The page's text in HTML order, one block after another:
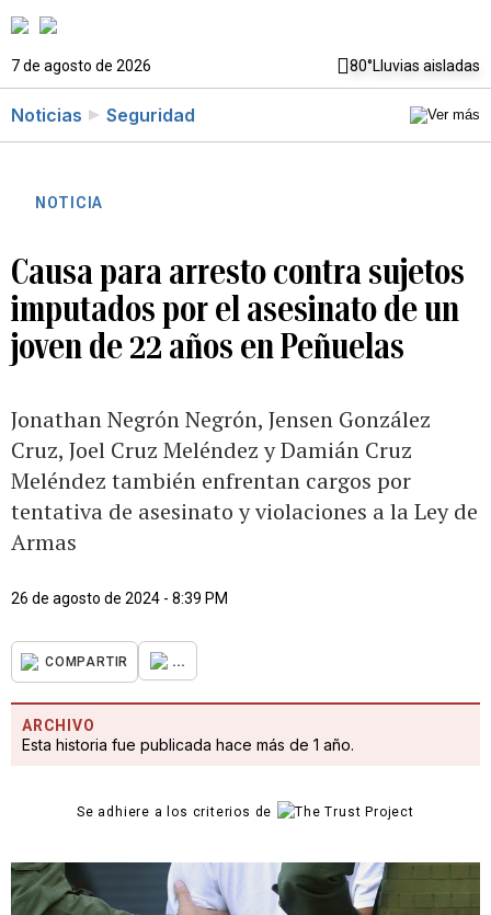
7 de agosto de 2026 80°Lluvias aisladas
Noticias Seguridad
NOTICIA
Causa para arresto contra sujetos
imputados por el asesinato de un
joven de 22 años en Peñuelas
Jonathan Negrón Negrón, Jensen González
Cruz, Joel Cruz Meléndez y Damián Cruz
Meléndez también enfrentan cargos por
tentativa de asesinato y violaciones a la Ley de
Armas
26 de agosto de 2024 - 8:39 PM
COMPARTIR ...
ARCHIVO
Esta historia fue publicada hace más de 1 año.
Se adhiere a los criterios de